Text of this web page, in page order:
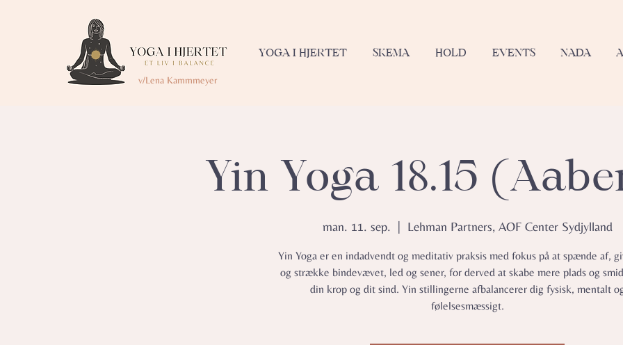
v/Lena Kammmeyer
YOGA I HJERTET SKEMA HOLD EVENTS NADA
Yin Yoga 18.15
man. 11. sep. Lehman Partners, AOF Center Sydjylland
Yin Yoga er en indadvendt og meditativ praksis med fokus på at spænde af,
og strække bindevævet, led og sener, for derved at skabe mere plads og
din krop og dit sind. Yin stillingerne afbalancerer dig fysisk, mentalt
følelsesmæssigt.